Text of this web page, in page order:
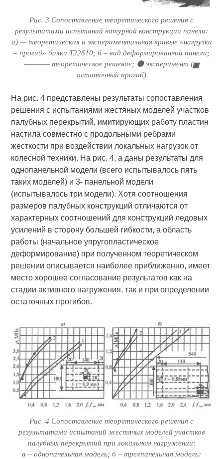
Рис. 3 Сопоставление теоретического решения с
результатами испытаний натурной конструкции панели:
а) — теоретическая и экспериментальная кривые «нагрузка
– прогиб» балки Т22610; б – вид деформированной панели;
———— теоретическое решение; ⚫ эксперимент (▅
остаточный прогиб)
На рис. 4 представлены результаты сопоставления
решения с испытаниями жестяных моделей участков
палубных перекрытий, имитирующих работу пластин
настила совместно с продольными ребрами
жесткости при воздействии локальных нагрузок от
колесной техники. На рис. 4, а даны результаты для
однопанельной модели (всего испытывалось пять
таких моделей) и 3- панельной модели
(испытывалось три модели). Хотя соотношения
размеров палубных конструкций отличаются от
характерных соотношений для конструкций ледовых
усилений в сторону большей гибкости, а область
работы (начальное упругопластическое
деформирование) при полученном теоретическом
решении описывается наиболее приближенно, имеет
место хорошее согласование результатов как на
стадии активного нагружения, так и при определении
остаточных прогибов.
Рис. 4 Сопоставление теоретического решения с
результатами испытаний жестяных моделей участков
палубных перекрытий при локальном нагружении:
а – однопанельная модель; б – трехпанельная модель: